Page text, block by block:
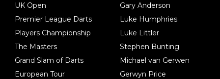
UK Open
Premier League Darts
Players Championship
The Masters
Grand Slam of Darts
European Tour
Gary Anderson
Luke Humphries
Luke Littler
Stephen Bunting
Michael van Gerwen
Gerwyn Price